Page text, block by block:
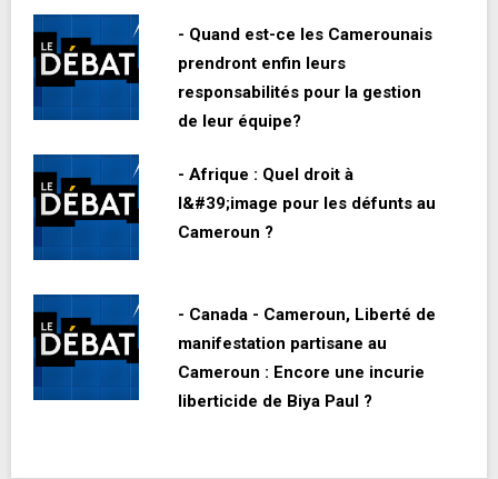
- Quand est-ce les Camerounais
prendront enfin leurs
responsabilités pour la gestion
de leur équipe?
- Afrique : Quel droit à
l&#39;image pour les défunts au
Cameroun ?
- Canada - Cameroun, Liberté de
manifestation partisane au
Cameroun : Encore une incurie
liberticide de Biya Paul ?